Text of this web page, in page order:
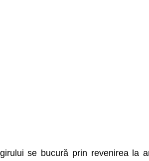
se bucură prin revenirea la